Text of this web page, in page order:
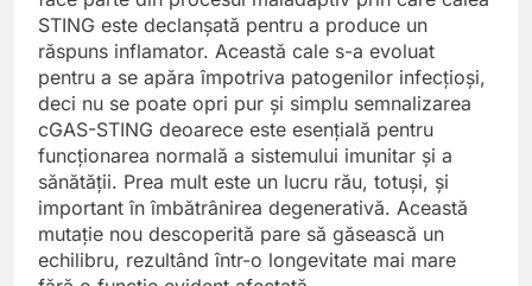
STING este declanșată pentru a produce un
răspuns inflamator. Această cale s-a evoluat
pentru a se apăra împotriva patogenilor infecțioși,
deci nu se poate opri pur și simplu semnalizarea
cGAS-STING deoarece este esențială pentru
funcționarea normală a sistemului imunitar și a
sănătății. Prea mult este un lucru rău, totuși, și
important în îmbătrânirea degenerativă. Această
mutație nou descoperită pare să găsească un
echilibru, rezultând într-o longevitate mai mare